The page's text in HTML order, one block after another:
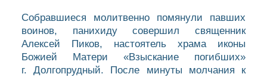
Собравшиеся молитвенно помянули павших
воинов, панихиду совершил священник
Алексей Пиков, настоятель храма иконы
Божией Матери «Взыскание погибших»
г. Долгопрудный. После минуты молчания к